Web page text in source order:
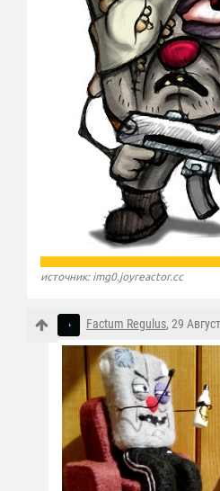
источник: img0.joyreactor.cc
Factum Regulus, 29